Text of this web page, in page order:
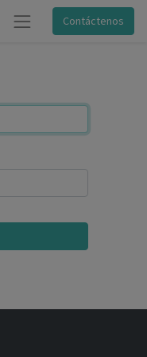
Contáctenos